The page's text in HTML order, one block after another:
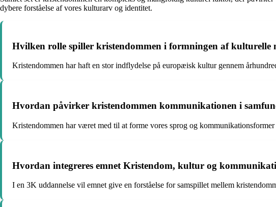
dybere forståelse af vores kulturarv og identitet.
Hvilken rolle spiller kristendommen i formningen af kulturelle
Kristendommen har haft en stor indflydelse på europæisk kultur gennem
Hvordan påvirker kristendommen kommunikationen i
Kristendommen har været med til at forme vores sprog og
Hvordan integreres emnet Kristendom, kultur og
I en 3K uddannelse vil emnet give en forståelse for samspillet mellem